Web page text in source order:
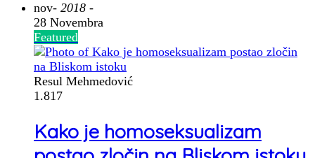
nov- 2018 -
28 Novembra
Featured
Resul Mehmedović
1.817
Kako je homoseksualizam